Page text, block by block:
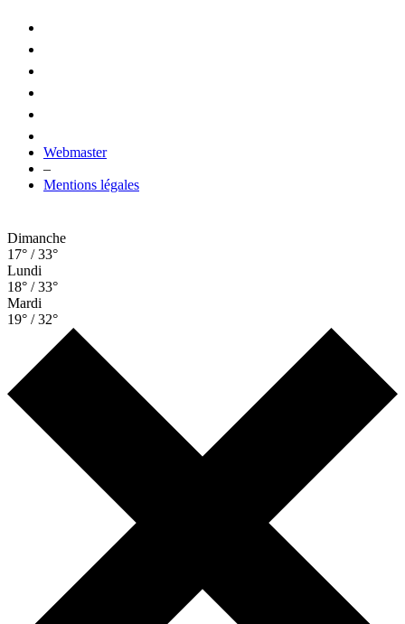
Webmaster
–
Mentions légales
Dimanche
17° / 33°
Lundi
18° / 33°
Mardi
19° / 32°